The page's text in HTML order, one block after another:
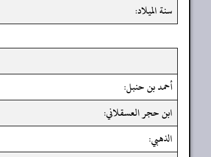
سنة الميلاد:
أحمد بن حنبل:
ابن حجر العسقلاني:
الذهبي: